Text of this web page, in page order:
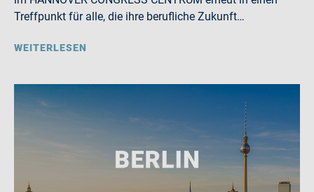
Treffpunkt für alle, die ihre berufliche Zukunft…
WEITERLESEN